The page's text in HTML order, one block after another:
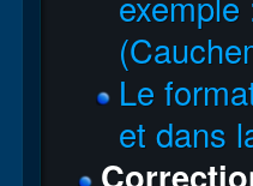
Le
et dans